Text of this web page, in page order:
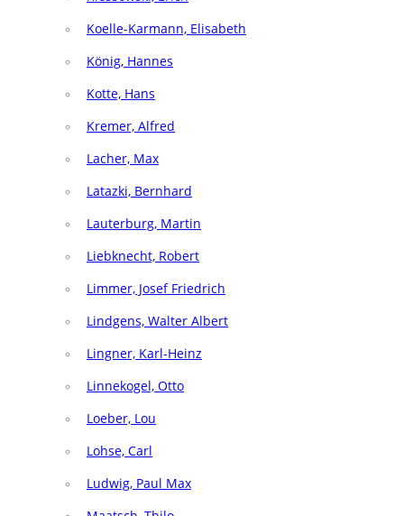
Koelle-Karmann, Elisabeth
König, Hannes
Kotte, Hans
Kremer, Alfred
Lacher, Max
Latazki, Bernhard
Lauterburg, Martin
Liebknecht, Robert
Limmer, Josef Friedrich
Lindgens, Walter Albert
Lingner, Karl-Heinz
Linnekogel, Otto
Loeber, Lou
Lohse, Carl
Ludwig, Paul Max